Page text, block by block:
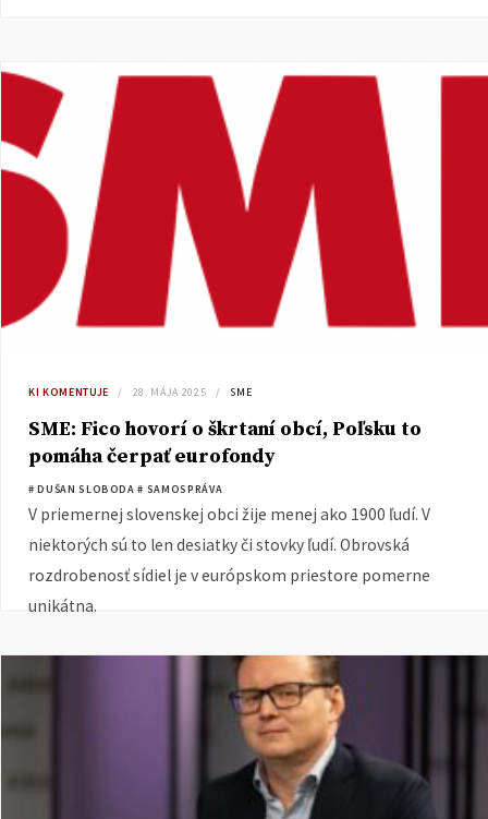
KI KOMENTUJE 28. MÁJA 2025 SME
SME: Fico hovorí o škrtaní obcí, Poľsku to
pomáha čerpať eurofondy
# DUŠAN SLOBODA # SAMOSPRÁVA
V priemernej slovenskej obci žije menej ako 1900 ľudí. V
niektorých sú to len desiatky či stovky ľudí. Obrovská
rozdrobenosť sídiel je v európskom priestore pomerne
unikátna.